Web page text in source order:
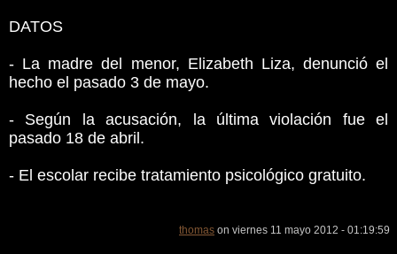
DATOS
- La madre del menor, Elizabeth Liza, denunció el
hecho el pasado 3 de mayo.
- Según la acusación, la última violación fue el
pasado 18 de abril.
- El escolar recibe tratamiento psicológico gratuito.
thomas on viernes 11 mayo 2012 - 01:19:59